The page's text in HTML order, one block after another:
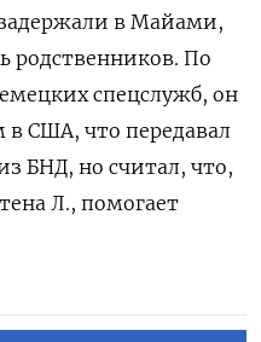
задержали в Майами,
родственников. По
спецслужб, он
в США, что передавал
БНД, но считал, что,
Л., помогает